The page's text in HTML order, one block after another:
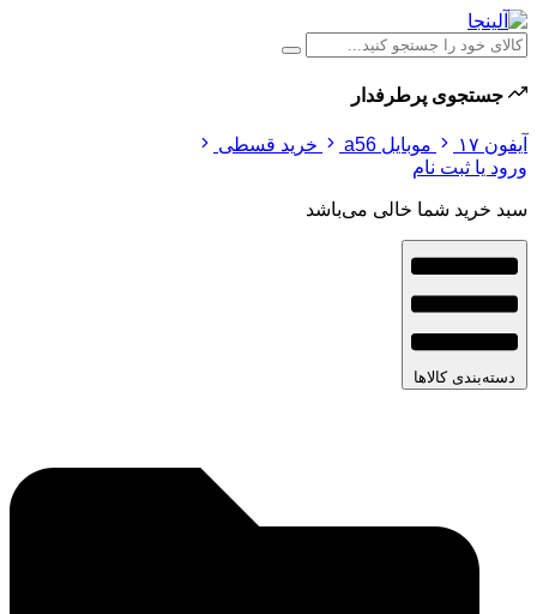
جستجوی پرطرفدار
آیفون ۱۷ موبایل a56
خرید قسطی
ورود یا ثبت نام
سبد خرید شما خالی می‌باشد
دسته‌بندی کالاها